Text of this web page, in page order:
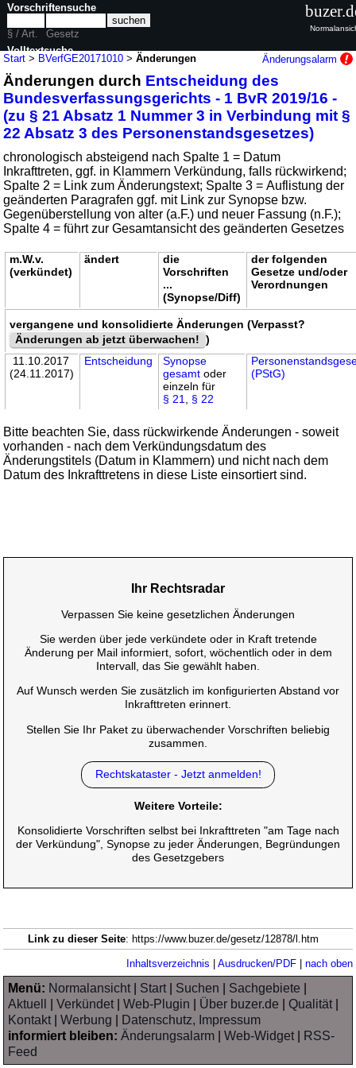
Start > BVerfGE20171010 >Änderungen Änderungsalarm
Änderungen durch Entscheidung des
Bundesverfassungsgerichts - 1 BvR 2019/16 -
(zu § 21 Absatz 1 Nummer 3 in Verbindung mit §
22 Absatz 3 des Personenstandsgesetzes)
chronologisch absteigend nach Spalte 1 = Datum
Inkrafttreten, ggf. in Klammern Verkündung, falls rückwirkend;
Spalte 2 = Link zum Änderungstext; Spalte 3 = Auflistung der
geänderten Paragrafen ggf. mit Link zur Synopse bzw.
Gegenüberstellung von alter (a.F.) und neuer Fassung (n.F.);
Spalte 4 = führt zur Gesamtansicht des geänderten Gesetzes
m.W.v.
(verkündet)
ändert
die
Vorschriften
...
(Synopse/Diff)
der folgenden
Gesetze und/oder
Verordnungen
vergangene und konsolidierte Änderungen (Verpasst?
Änderungen ab jetzt überwachen! )
11.10.2017
(24.11.2017)
Entscheidung
Synopse
gesamt oder
einzeln für
§ 21
§ 22
(PStG)
Bitte beachten Sie, dass rückwirkende Änderungen - soweit
vorhanden - nach dem Verkündungsdatum des
Änderungstitels (Datum in Klammern) und nicht nach dem
Datum des Inkrafttretens in diese Liste einsortiert sind.
Vorschriftensuche
§ / Art.
Gesetz
Volltextsuche
nur in BVerfGE20171010
Ihr Rechtsradar
Verpassen Sie keine gesetzlichen Änderungen
Sie werden über jede verkündete oder in Kraft tretende
Änderung per Mail informiert, sofort, wöchentlich oder in dem
Intervall, das Sie gewählt haben.
Auf Wunsch werden Sie zusätzlich im konfigurierten Abstand vor
Inkrafttreten erinnert.
Stellen Sie Ihr Paket zu überwachender Vorschriften beliebig
zusammen.
Rechtskataster - Jetzt anmelden!
Weitere Vorteile:
Konsolidierte Vorschriften selbst bei Inkrafttreten "am Tage nach
der Verkündung", Synopse zu jeder Änderungen, Begründungen
des Gesetzgebers
Link zu dieser Seite: https://www.buzer.de/gesetz/12878/l.htm
Inhaltsverzeichnis Ausdrucken/PDF| nach oben
Menü: Normalansicht| Start| Suchen Sachgebiete
Aktuell
|Verkündet|Web-Plugin Über buzer.de |Qualität|
Kontakt|Werbung
Datenschutz, Impressum
informiert bleiben: Änderungsalarm |Web-Widget|
RSS-
Feed